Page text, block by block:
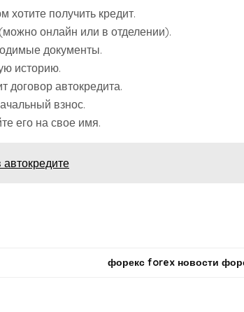
хотите получить кредит.
онлайн или в отделении).
документы.
историю.
договор автокредита.
взнос.
его на свое имя.
автокредите
форекс forex новости